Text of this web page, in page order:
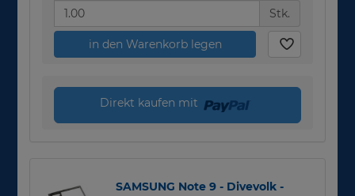
Stk.
in den Warenkorb legen
Direkt kaufen mit
SAMSUNG Note 9 - Divevolk -